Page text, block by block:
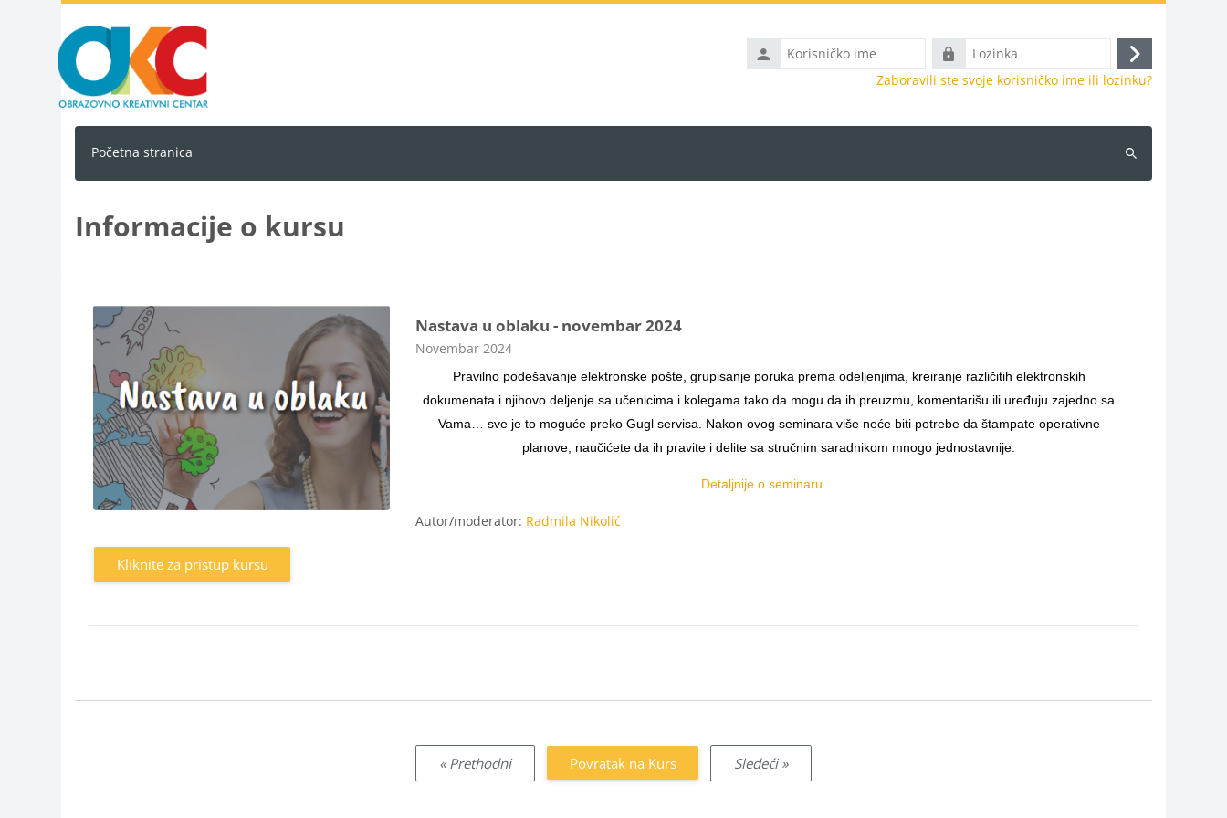
Korisničko
ime
Lozinka
Prijava
Zaboravili ste svoje korisničko ime ili lozinku?
Početna stranica
Pretraži
kurseve
Informacije o kursu
Nastava u oblaku - novembar 2024
Kategorija kursa
Novembar 2024
Pravilno podešavanje elektronske pošte, grupisanje poruka prema odeljenjima, kreiranje različitih elektronskih
dokumenata i njihovo deljenje sa učenicima i kolegama tako da mogu da ih preuzmu, komentarišu ili uređuju zajedno sa
Vama… sve je to moguće preko Gugl servisa. Nakon ovog seminara više neće biti potrebe da štampate operativne
planove, naučićete da ih pravite i delite sa stručnim saradnikom mnogo jednostavnije.
Detaljnije o seminaru ...
Autor/moderator: Radmila Nikolić
Kliknite za pristup kursu
« Prethodni Povratak na Kurs Sledeći »